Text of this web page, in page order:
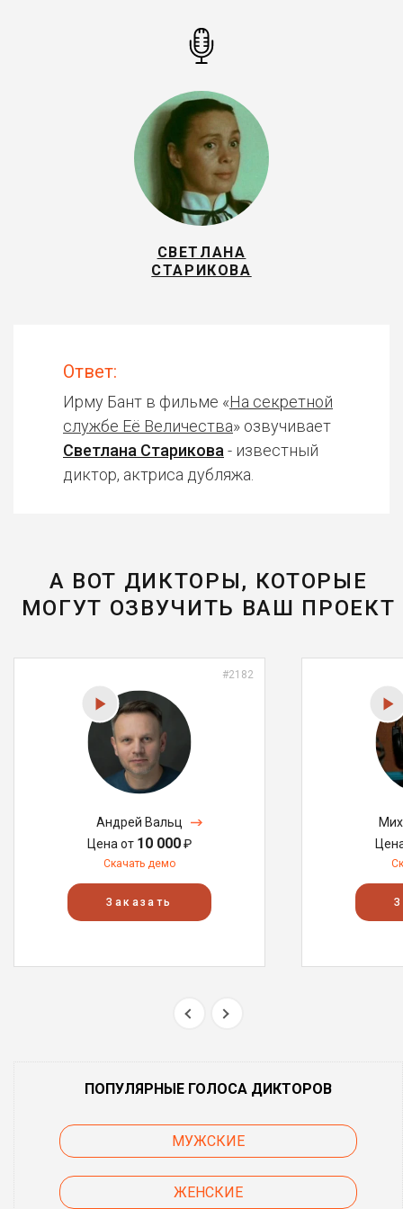
СВЕТЛАНА
СТАРИКОВА
Ответ:
Ирму Бант в фильме «На секретной
службе Её Величества» озвучивает
Светлана Старикова - известный
диктор, актриса дубляжа.
А ВОТ ДИКТОРЫ, КОТОРЫЕ
МОГУТ ОЗВУЧИТЬ ВАШ ПРОЕКТ
#2182
Андрей Вальц
Цена от 10 000₽
Скачать демо
Заказать
ПОПУЛЯРНЫЕ ГОЛОСА ДИКТОРОВ
МУЖСКИЕ
ЖЕНСКИЕ